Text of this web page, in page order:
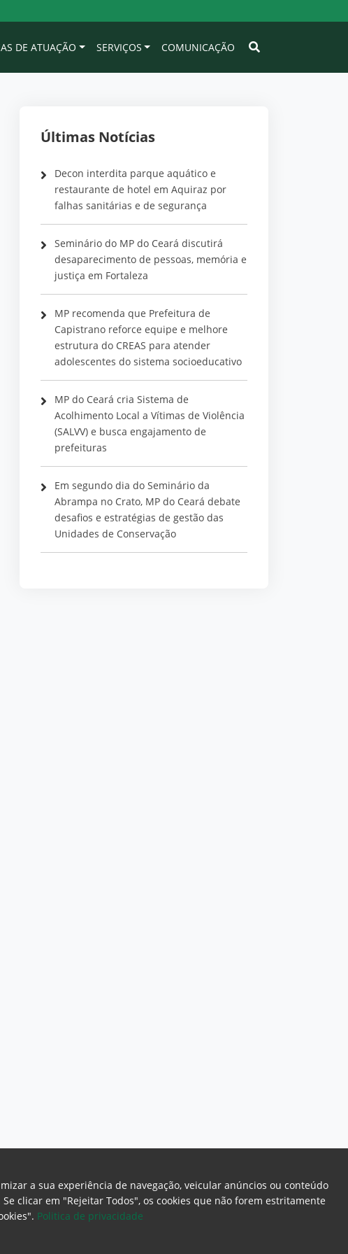
DE ATUAÇÃO SERVIÇOS COMUNICAÇÃO
Últimas Notícias
Decon interdita parque aquático e
restaurante de hotel em Aquiraz por
falhas sanitárias e de segurança
Seminário do MP do Ceará discutirá
desaparecimento de pessoas, memória e
justiça em Fortaleza
MP recomenda que Prefeitura de
Capistrano reforce equipe e melhore
estrutura do CREAS para atender
adolescentes do sistema socioeducativo
MP do Ceará cria Sistema de
Acolhimento Local a Vítimas de Violência
(SALVV) e busca engajamento de
prefeituras
Em segundo dia do Seminário da
Abrampa no Crato, MP do Ceará debate
desafios e estratégias de gestão das
Unidades de Conservação
a sua experiência de navegação, veicular anúncios ou conteúdo
clicar em "Rejeitar Todos", os cookies que não forem estritamente
Politica de privacidade